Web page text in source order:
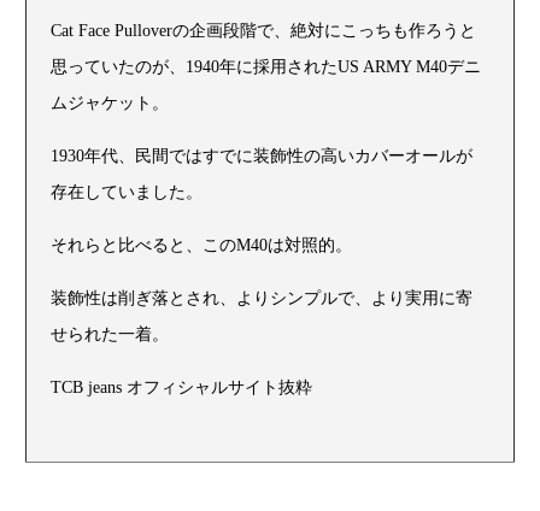
Cat Face Pulloverの企画段階で、絶対にこっちも作ろうと
思っていたのが、1940年に採用されたUS ARMY M40デニ
ムジャケット。
1930年代、民間ではすでに装飾性の高いカバーオールが
存在していました。
それらと比べると、このM40は対照的。
装飾性は削ぎ落とされ、よりシンプルで、より実用に寄
せられた一着。
TCB jeans オフィシャルサイト抜粋